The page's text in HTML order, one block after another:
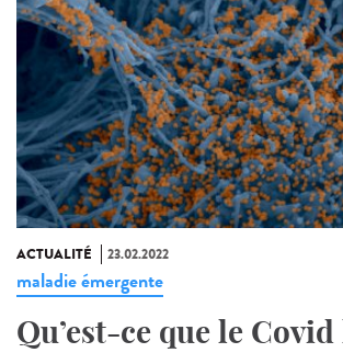
ACTUALITÉ 23.02.2022
maladie émergente
Qu’est-ce que le